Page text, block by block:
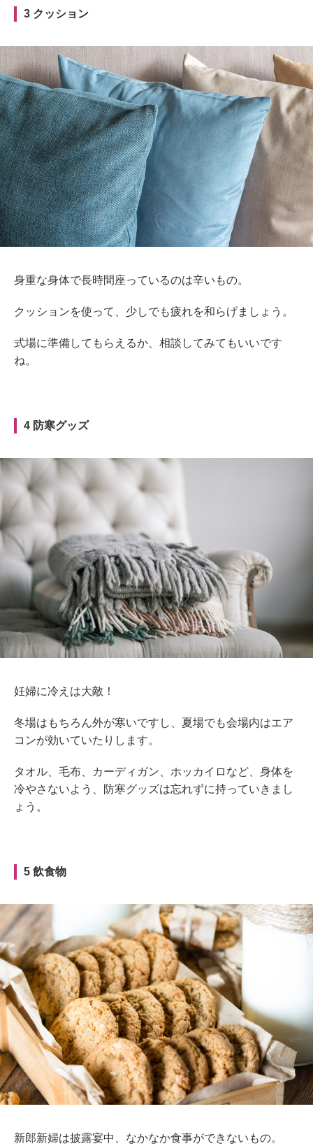
3 クッション
身重な身体で長時間座っているのは辛いもの。
クッションを使って、少しでも疲れを和らげましょう。
式場に準備してもらえるか、相談してみてもいいです
ね。
4 防寒グッズ
妊婦に冷えは大敵！
冬場はもちろん外が寒いですし、夏場でも会場内はエア
コンが効いていたりします。
タオル、毛布、カーディガン、ホッカイロなど、身体を
冷やさないよう、防寒グッズは忘れずに持っていきまし
ょう。
5 飲食物
新郎新婦は披露宴中、なかなか食事ができないもの。